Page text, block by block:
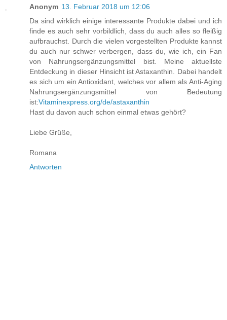
Anonym 13. Februar 2018 um 12:06
Da sind wirklich einige interessante Produkte dabei und ich
finde es auch sehr vorbildlich, dass du auch alles so fleißig
aufbrauchst. Durch die vielen vorgestellten Produkte kannst
du auch nur schwer verbergen, dass du, wie ich, ein Fan
von Nahrungsergänzungsmittel bist. Meine aktuellste
Entdeckung in dieser Hinsicht ist Astaxanthin. Dabei handelt
es sich um ein Antioxidant, welches vor allem als Anti-Aging
Nahrungsergänzungsmittel von Bedeutung
ist:Vitaminexpress.org/de/astaxanthin
Hast du davon auch schon einmal etwas gehört?
Liebe Grüße,
Romana
Antworten